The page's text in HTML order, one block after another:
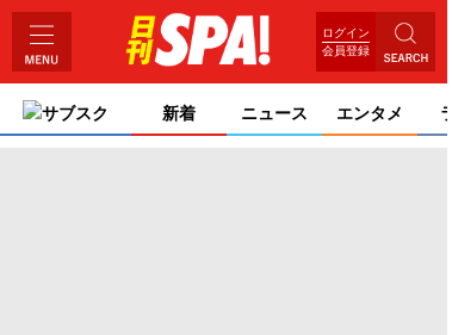
ログイン
会員登録
サブスク 新着 ニュース エンタメ